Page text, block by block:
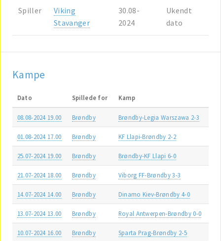
Spiller
Viking
Stavanger
30.08-
2024
Ukendt
dato
Kampe
Dato Spillede for Kamp
08.08-2024 19.00 Brøndby Brøndby-Legia Warszawa 2-3
01.08-2024 17.00 Brøndby KF Llapi-Brøndby 2-2
25.07-2024 19.00 Brøndby Brøndby-KF Llapi 6-0
21.07-2024 18.00 Brøndby Viborg FF-Brøndby 3-3
14.07-2024 14.00 Brøndby Dinamo Kiev-Brøndby 4-0
13.07-2024 13.00 Brøndby Royal Antwerpen-Brøndby 0-0
10.07-2024 16.00 Brøndby Sparta Prag-Brøndby 2-5